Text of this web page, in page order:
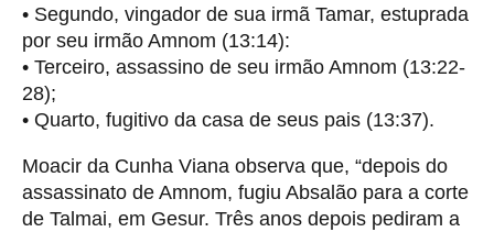
• Segundo, vingador de sua irmã Tamar, estuprada
por seu irmão Amnom (13:14):
• Terceiro, assassino de seu irmão Amnom (13:22-
28);
• Quarto, fugitivo da casa de seus pais (13:37).
Moacir da Cunha Viana observa que, “depois do
assassinato de Amnom, fugiu Absalão para a corte
de Talmai, em Gesur. Três anos depois pediram a